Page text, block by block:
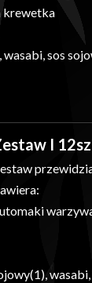
krewetka
sos
I